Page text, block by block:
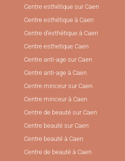
Centre esthétique sur Caen
Centre esthétique à Caen
Centre d’esthétique à Caen
Centre esthetique Caen
Centre anti-age sur Caen
Centre anti-age à Caen
Centre minceur sur Caen
Centre minceur à Caen
Centre de beauté sur Caen
Centre beauté sur Caen
Centre beauté à Caen
Centre de beauté à Caen